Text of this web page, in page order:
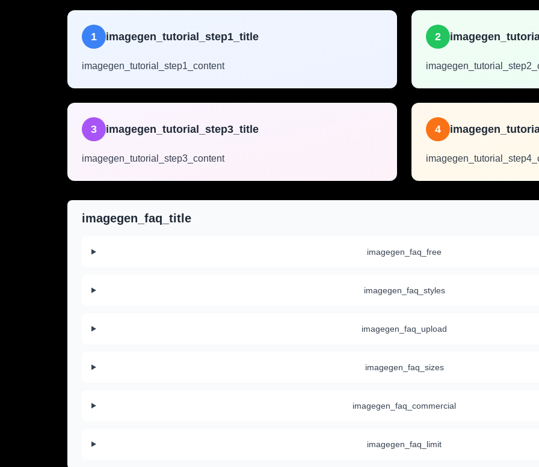
1 imagegen_tutorial_step1_title
imagegen_tutorial_step1_content
2
3 imagegen_tutorial_step3_title
imagegen_tutorial_step3_content
4
imagegen_faq_title
imagegen_faq_free
imagegen_faq_styles
imagegen_faq_upload
imagegen_faq_sizes
imagegen_faq_commercial
imagegen_faq_limit